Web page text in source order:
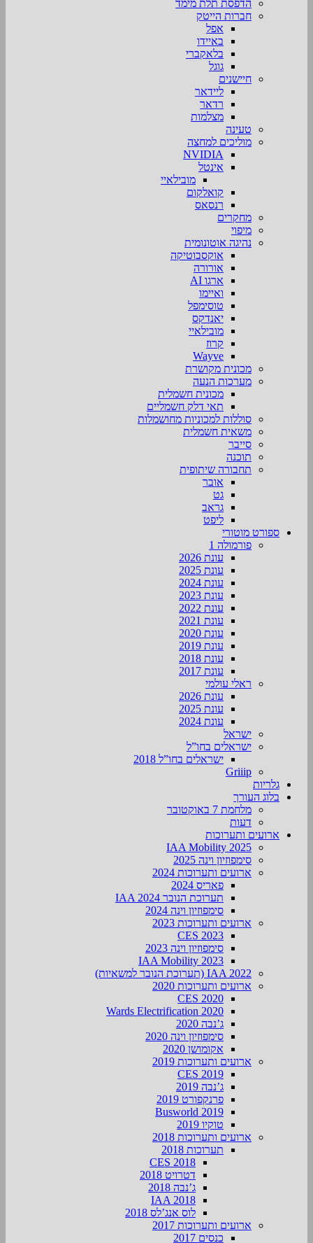
הדפסת תלת מימד
חברות הייטק
אפל
באיידו
בלאקברי
גוגל
חיישנים
ליידאר
רדאר
מצלמות
טעינה
מוליכים למחצה
NVIDIA
אינטל
מובילאיי
קואלקום
רנסאס
מחקרים
מיפוי
נהיגה אוטונומית
אוקסבוטיקה
אורורה
ארגו AI
ואיימו
טוסימפל
יאנדקס
מובילאיי
קרוז
Wayve
מכונית מקושרת
מערכות הנעה
מכונית חשמלית
תאי דלק חשמליים
סוללות למכוניות מחושמלות
משאית חשמלית
סייבר
תוכנה
תחבורה שיתופית
אובר
גט
גראב
ליפט
ספורט מוטורי
פורמולה 1
עונת 2026
עונת 2025
עונת 2024
עונת 2023
עונת 2022
עונת 2021
עונת 2020
עונת 2019
עונת 2018
עונת 2017
ראלי עולמי
עונת 2026
עונת 2025
עונת 2024
ישראל
ישראלים בחו”ל
ישראלים בחו”ל 2018
Griiip
גלריות
בלוג העורך
מלחמת 7 באוקטובר
דעות
ארועים ותערוכות
2025 IAA Mobility
סימפוזיון וינה 2025
ארועים ותערוכות 2024
פאריס 2024
תערוכת הנובר IAA 2024
סימפוזיון וינה 2024
ארועים ותערוכות 2023
CES 2023
סימפוזיון וינה 2023
IAA Mobility 2023
IAA 2022 (תערוכת הנובר למשאיות)
ארועים ותערוכות 2020
CES 2020
Wards Electrification 2020
ג’נבה 2020
סימפוזיון וינה 2020
אקומושן 2020
ארועים ותערוכות 2019
CES 2019
ג’נבה 2019
פרנקפורט 2019
Busworld 2019
טוקיו 2019
ארועים ותערוכות 2018
תערוכות 2018
CES 2018
דטרויט 2018
ג’נבה 2018
IAA 2018
לוס אנג’לס 2018
ארועים ותערוכות 2017
כנסים 2017